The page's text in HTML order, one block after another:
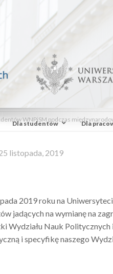
Dla studentów Dla
WNPiSM podczas
listopada, 2019
2019 roku na
jadących na wymianę na
Wydziału Nauk
i specyfikę naszego